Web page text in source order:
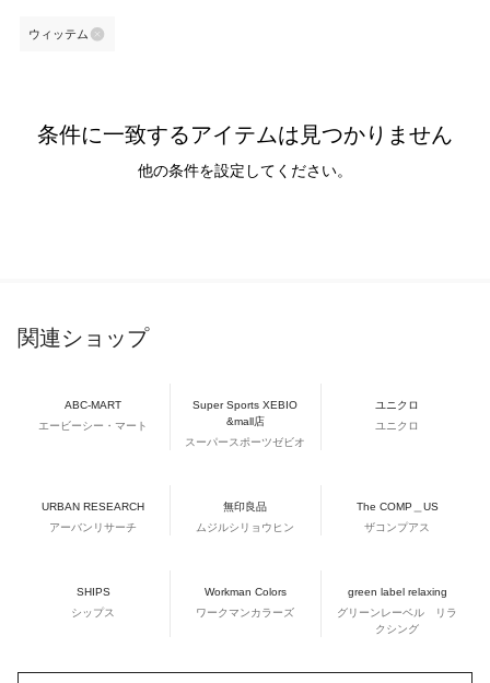
ウィッテム
条件に一致するアイテムは見つかりません
他の条件を設定してください。
関連ショップ
ABC-MART
エービーシー・マート
Super Sports XEBIO
&mall店
スーパースポーツゼビオ
ユニクロ
ユニクロ
URBAN RESEARCH
アーバンリサーチ
無印良品
ムジルシリョウヒン
The COMP＿US
ザコンプアス
SHIPS
シップス
Workman Colors
ワークマンカラーズ
green label relaxing
グリーンレーベル リラ
クシング